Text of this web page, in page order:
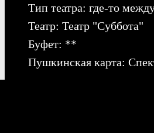
Тип театра: где-то
Театр: Театр "Суббота"
Буфет: **
Пушкинская карта: